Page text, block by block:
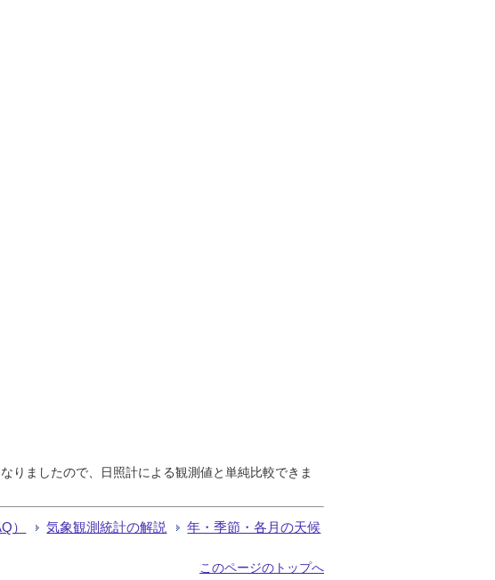
りましたので、日照計による観測値と単純比較できま
） 気象観測統計の解説 年・季節・各月の天候
このページのトップへ